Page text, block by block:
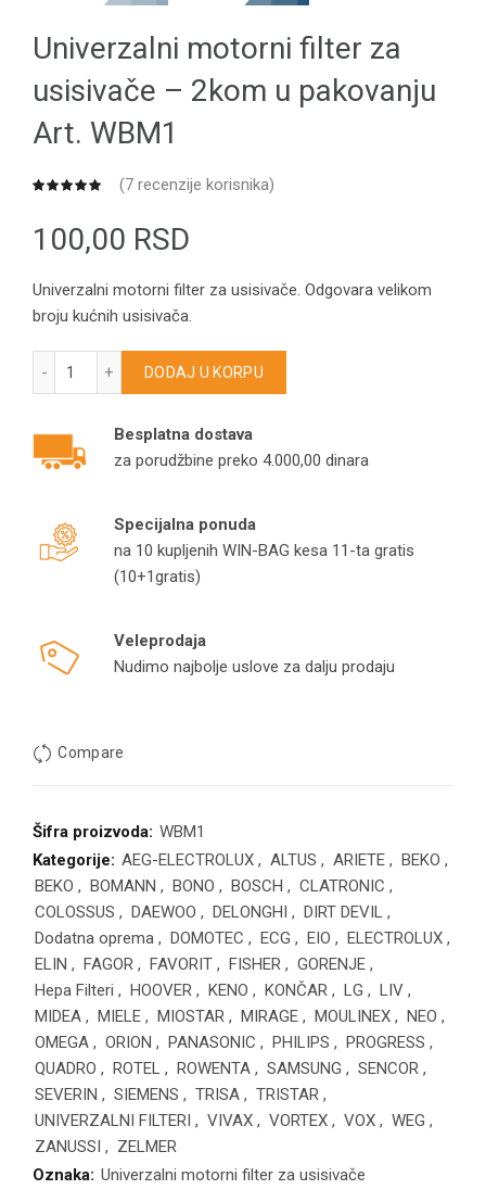
Univerzalni motorni filter za
usisivače – 2kom u pakovanju
Art. WBM1
(7 recenzije korisnika)
100,00 RSD
Univerzalni motorni filter za usisivače. Odgovara velikom
broju kućnih usisivača.
Univerzalni motorni filter za usisivače – 2kom u pakovanju
DODAJ U KORPU
Besplatna dostava
za porudžbine preko 4.000,00 dinara
Specijalna ponuda
na 10 kupljenih WIN-BAG kesa 11-ta gratis
(10+1gratis)
Veleprodaja
Nudimo najbolje uslove za dalju prodaju
Compare
Šifra proizvoda: WBM1
Kategorije: AEG-ELECTROLUX , ALTUS , ARIETE , BEKO ,
BEKO , BOMANN , BONO , BOSCH , CLATRONIC ,
COLOSSUS , DAEWOO , DELONGHI , DIRT DEVIL ,
Dodatna oprema , DOMOTEC , ECG , EIO , ELECTROLUX ,
ELIN , FAGOR , FAVORIT , FISHER , GORENJE ,
Hepa Filteri , HOOVER , KENO , KONČAR , LG , LIV ,
MIDEA , MIELE , MIOSTAR , MIRAGE , MOULINEX , NEO ,
OMEGA , ORION , PANASONIC , PHILIPS , PROGRESS ,
QUADRO , ROTEL , ROWENTA , SAMSUNG , SENCOR ,
SEVERIN , SIEMENS , TRISA , TRISTAR ,
UNIVERZALNI FILTERI , VIVAX , VORTEX , VOX , WEG ,
ZANUSSI , ZELMER
Oznaka: Univerzalni motorni filter za usisivače